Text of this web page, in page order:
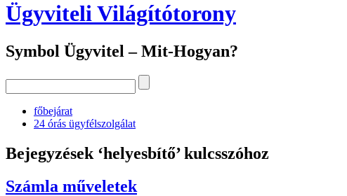
Ügyviteli Világítótorony
Symbol Ügyvitel – Mit-Hogyan?
főbejárat
24 órás ügyfélszolgálat
Bejegyzések ‘helyesbítő’ kulcsszóhoz
Számla műveletek